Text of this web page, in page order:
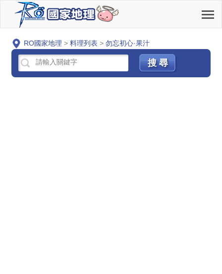
RO國家地理 > 料理列表 > 勿忘初心·果汁